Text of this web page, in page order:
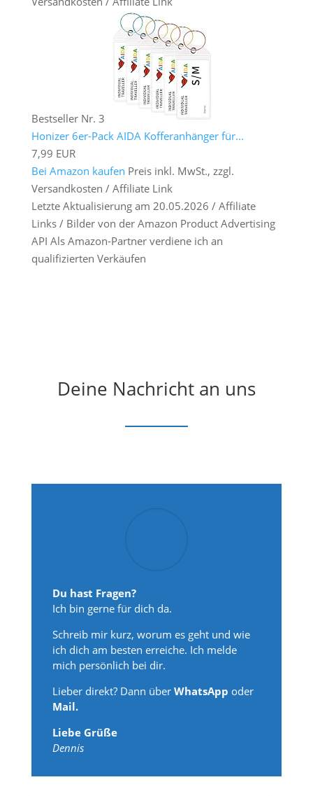
Bestseller Nr. 3
Honizer 6er-Pack AIDA Kofferanhänger für...
7,99 EUR
Bei Amazon kaufen Preis inkl. MwSt., zzgl.
Versandkosten / Affiliate Link
Letzte Aktualisierung am 20.05.2026 / Affiliate
Links / Bilder von der Amazon Product Advertising
API Als Amazon-Partner verdiene ich an
qualifizierten Verkäufen
Deine Nachricht an uns
Du hast Fragen?
Ich bin gerne für dich da.
Schreib mir kurz, worum es geht und wie
ich dich am besten erreiche. Ich melde
mich persönlich bei dir.
Lieber direkt? Dann überWhatsApp oder
Mail.
Liebe Grüße
Dennis